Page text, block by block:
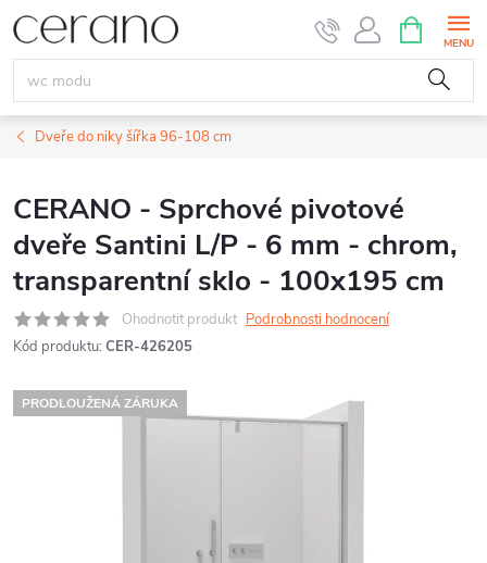
Přejít
na
obsah
NÁKUPNÍ
KOŠÍK
Dveře do niky šířka 96-108 cm
CERANO - Sprchové pivotové
dveře Santini L/P - 6 mm - chrom,
transparentní sklo - 100x195 cm
Ohodnotit produkt Podrobnosti hodnocení
Kód produktu: CER-426205
PRODLOUŽENÁ ZÁRUKA